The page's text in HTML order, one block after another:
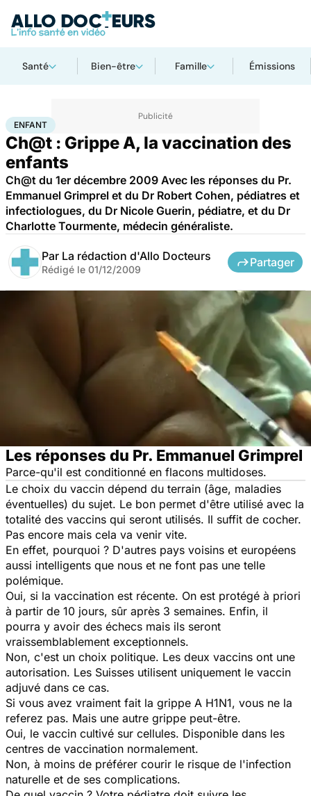
Santé Bien-être Famille Émissions
AccueilSanté Enfant
ENFANT
Ch@t : Grippe A, la vaccination des
enfants
Ch@t du 1er décembre 2009 Avec les réponses du Pr.
Emmanuel Grimprel et du Dr Robert Cohen, pédiatres et
infectiologues, du Dr Nicole Guerin, pédiatre, et du Dr
Charlotte Tourmente, médecin généraliste.
Par La rédaction d'Allo Docteurs
Rédigé le 01/12/2009
Partager
Les réponses du Pr. Emmanuel Grimprel
Parce-qu'il est conditionné en flacons multidoses.
Le choix du vaccin dépend du terrain (âge, maladies
éventuelles) du sujet. Le bon permet d'être utilisé avec la
totalité des vaccins qui seront utilisés. Il suffit de cocher.
Pas encore mais cela va venir vite.
En effet, pourquoi ? D'autres pays voisins et européens
aussi intelligents que nous et ne font pas une telle
polémique.
Oui, si la vaccination est récente. On est protégé à priori
à partir de 10 jours, sûr après 3 semaines. Enfin, il
pourra y avoir des échecs mais ils seront
vraissemblablement exceptionnels.
Non, c'est un choix politique. Les deux vaccins ont une
autorisation. Les Suisses utilisent uniquement le vaccin
adjuvé dans ce cas.
Si vous avez vraiment fait la grippe A H1N1, vous ne la
referez pas. Mais une autre grippe peut-être.
Oui, le vaccin cultivé sur cellules. Disponible dans les
centres de vaccination normalement.
Non, à moins de préférer courir le risque de l'infection
naturelle et de ses complications.